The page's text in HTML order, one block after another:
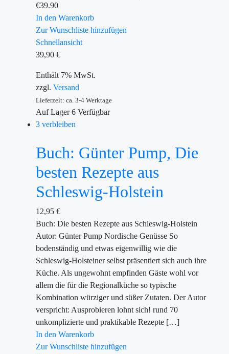
€39.90
In den Warenkorb
Zur Wunschliste hinzufügen
Schnellansicht
39,90 €
Enthält 7% MwSt.
zzgl. Versand
Lieferzeit: ca. 3-4 Werktage
Auf Lager6 Verfügbar
3 verbleiben
Buch: Günter Pump, Die
besten Rezepte aus
Schleswig-Holstein
12,95 €
Buch: Die besten Rezepte aus Schleswig-Holstein
Autor: Günter Pump Nordische Genüsse So
bodenständig und etwas eigenwillig wie die
Schleswig-Holsteiner selbst präsentiert sich auch ihre
Küche. Als ungewohnt empfinden Gäste wohl vor
allem die für die Regionalküche so typische
Kombination würziger und süßer Zutaten. Der Autor
verspricht: Ausprobieren lohnt sich! rund 70
unkomplizierte und praktikable Rezepte […]
In den Warenkorb
Zur Wunschliste hinzufügen